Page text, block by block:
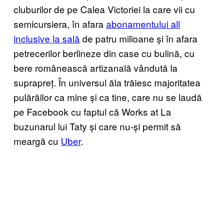
cluburilor de pe Calea Victoriei la care vii cu
semicursiera, în afara abonamentului all
inclusive la sală de patru milioane și în afara
petrecerilor berlineze din case cu bulină, cu
bere românească artizanală vândută la
suprapreț. În universul ăla trăiesc majoritatea
pulărăilor ca mine și ca tine, care nu se laudă
pe Facebook cu faptul că Works at La
buzunarul lui Taty și care nu-și permit să
meargă cu Uber.